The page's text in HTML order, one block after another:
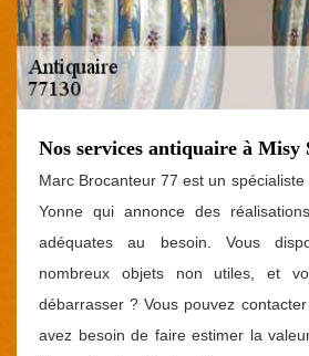
Nos services antiquaire à Misy
Marc Brocanteur 77 est un
Yonne qui annonce des
adéquates au besoin. Vous
nombreux objets non utiles, et
débarrasser ? Vous pouvez
avez besoin de faire estimer la